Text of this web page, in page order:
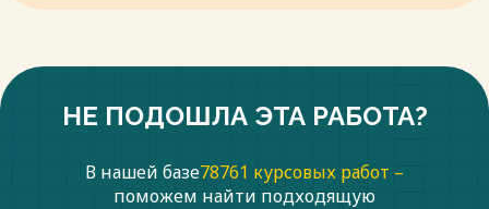
НЕ ПОДОШЛА ЭТА РАБОТА?
В нашей базе78761 курсовых работ –
поможем найти подходящую